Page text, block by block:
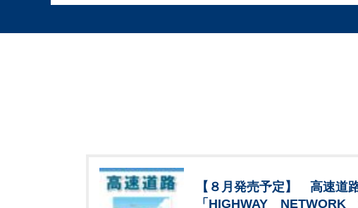
【８月発売予定】 高速道
「HIGHWAY NETWORK